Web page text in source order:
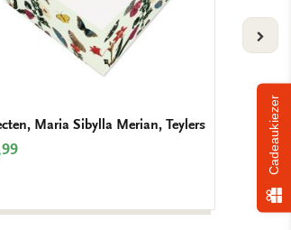
Maria Sibylla Merian, Teylers
€ 9,99
Cadeaukiezer